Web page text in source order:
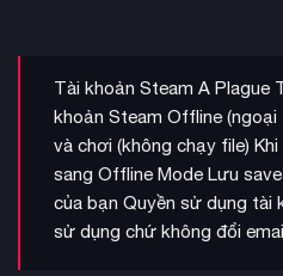
Tài khoản Steam A Plague
khoản Steam Offline
và chơi (không chạy file)
sang Offline Mode Lưu
của bạn Quyền sử dụng tài
sử dụng chứ không đổi